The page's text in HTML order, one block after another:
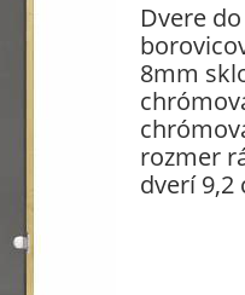
Dvere
8mm
rozmer
dverí 9,2